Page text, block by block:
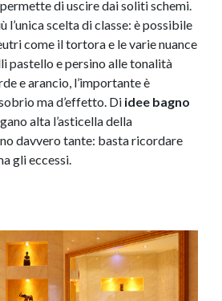
di uscire dai soliti schemi.
l’unica scelta di classe: è possibile
come il tortora e le varie nuance
pastello e persino alle tonalità
e arancio, l’importante è
ma d’effetto. Di idee bagno
alta l’asticella della
davvero tante: basta ricordare
gli eccessi.